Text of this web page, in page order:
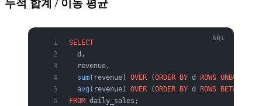
누적 합계 / 이동 평균
SELECT
  d,
  revenue,
  sum
(revenue) OVER (ORDER BY d ROWS UNBOUNDED
  avg
(revenue) OVER (ORDER BY d ROWS BETWEEN
FROM daily_sales;